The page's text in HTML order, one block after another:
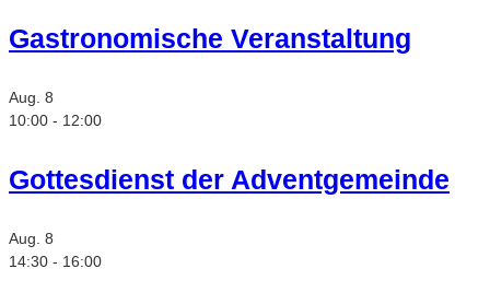
Gastronomische Veranstaltung
Aug. 8
10:00 - 12:00
Gottesdienst der Adventgemeinde
Aug. 8
14:30 - 16:00